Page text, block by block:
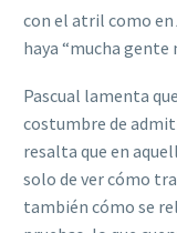
con el atril como en
haya “mucha gente
Pascual lamenta
costumbre de
resalta que en
solo de ver cómo
también cómo se